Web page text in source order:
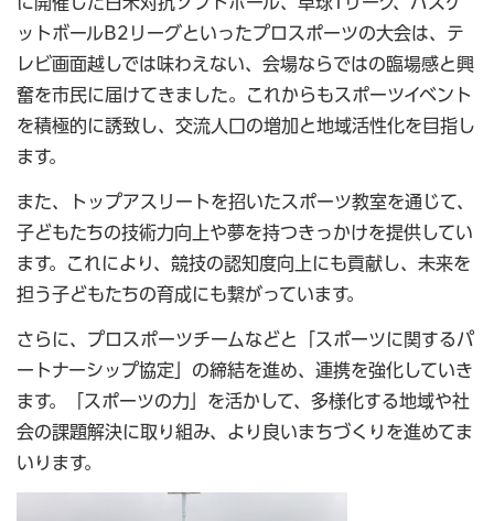
ットボールB2リーグといったプロスポーツの大会は、テ
レビ画面越しでは味わえない、会場ならではの臨場感と興
奮を市民に届けてきました。これからもスポーツイベント
を積極的に誘致し、交流人口の増加と地域活性化を目指し
ます。
また、トップアスリートを招いたスポーツ教室を通じて、
子どもたちの技術力向上や夢を持つきっかけを提供してい
ます。これにより、競技の認知度向上にも貢献し、未来を
担う子どもたちの育成にも繋がっています。
さらに、プロスポーツチームなどと「スポーツに関するパ
ートナーシップ協定」の締結を進め、連携を強化していき
ます。「スポーツの力」を活かして、多様化する地域や社
会の課題解決に取り組み、より良いまちづくりを進めてま
いります。